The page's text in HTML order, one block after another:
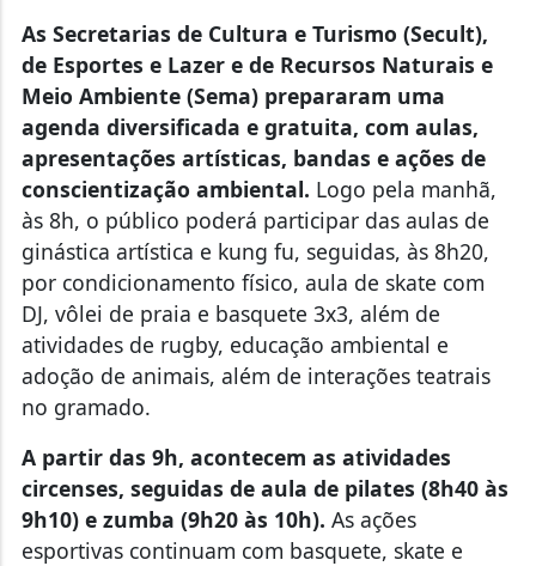
As Secretarias de Cultura e Turismo (Secult),
de Esportes e Lazer e de Recursos Naturais e
Meio Ambiente (Sema) prepararam uma
agenda diversificada e gratuita, com aulas,
apresentações artísticas, bandas e ações de
conscientização ambiental. Logo pela manhã,
às 8h, o público poderá participar das aulas de
ginástica artística e kung fu, seguidas, às 8h20,
por condicionamento físico, aula de skate com
DJ, vôlei de praia e basquete 3x3, além de
atividades de rugby, educação ambiental e
adoção de animais, além de interações teatrais
no gramado.
A partir das 9h, acontecem as atividades
circenses, seguidas de aula de pilates (8h40 às
9h10) e zumba (9h20 às 10h). As ações
esportivas continuam com basquete, skate e